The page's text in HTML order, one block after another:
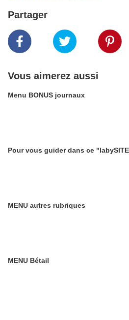
Partager
Vous aimerez aussi
Menu BONUS journaux
Pour vous guider dans ce
MENU autres rubriques
MENU Bétail